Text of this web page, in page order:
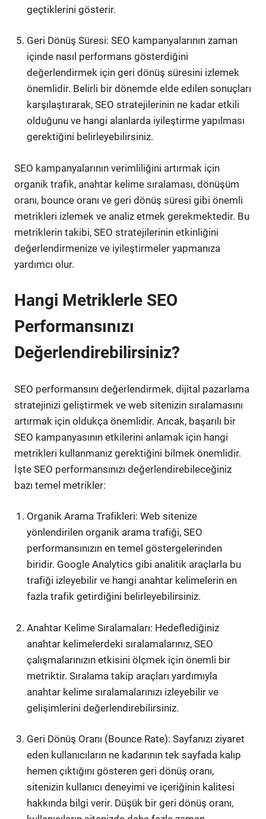
geçtiklerini gösterir.
Geri Dönüş Süresi: SEO kampanyalarının zaman
içinde nasıl performans gösterdiğini
değerlendirmek için geri dönüş süresini izlemek
önemlidir. Belirli bir dönemde elde edilen sonuçları
karşılaştırarak, SEO stratejilerinin ne kadar etkili
olduğunu ve hangi alanlarda iyileştirme yapılması
gerektiğini belirleyebilirsiniz.
SEO kampanyalarının verimliliğini artırmak için
organik trafik, anahtar kelime sıralaması, dönüşüm
oranı, bounce oranı ve geri dönüş süresi gibi önemli
metrikleri izlemek ve analiz etmek gerekmektedir. Bu
metriklerin takibi, SEO stratejilerinin etkinliğini
değerlendirmenize ve iyileştirmeler yapmanıza
yardımcı olur.
Hangi Metriklerle SEO
Performansınızı
Değerlendirebilirsiniz?
SEO performansını değerlendirmek, dijital pazarlama
stratejinizi geliştirmek ve web sitenizin sıralamasını
artırmak için oldukça önemlidir. Ancak, başarılı bir
SEO kampanyasının etkilerini anlamak için hangi
metrikleri kullanmanız gerektiğini bilmek önemlidir.
İşte SEO performansınızı değerlendirebileceğiniz
bazı temel metrikler:
Organik Arama Trafikleri: Web sitenize
yönlendirilen organik arama trafiği, SEO
performansınızın en temel göstergelerinden
biridir. Google Analytics gibi analitik araçlarla bu
trafiği izleyebilir ve hangi anahtar kelimelerin en
fazla trafik getirdiğini belirleyebilirsiniz.
Anahtar Kelime Sıralamaları: Hedeflediğiniz
anahtar kelimelerdeki sıralamalarınız, SEO
çalışmalarınızın etkisini ölçmek için önemli bir
metriktir. Sıralama takip araçları yardımıyla
anahtar kelime sıralamalarınızı izleyebilir ve
gelişimlerini değerlendirebilirsiniz.
Geri Dönüş Oranı (Bounce Rate): Sayfanızı ziyaret
eden kullanıcıların ne kadarının tek sayfada kalıp
hemen çıktığını gösteren geri dönüş oranı,
sitenizin kullanıcı deneyimi ve içeriğinin kalitesi
hakkında bilgi verir. Düşük bir geri dönüş oranı,